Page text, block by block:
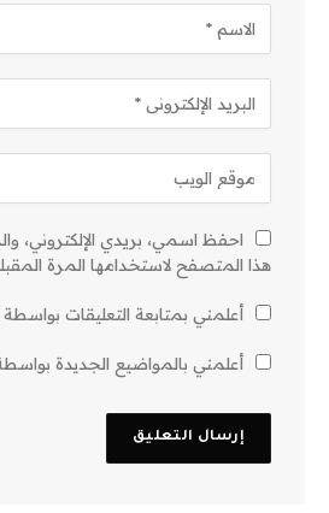
احفظ اسمي، بريدي الإلكتروني،
هذا المتصفح لاستخدامها المرة
أعلمني بمتابعة التعليقات بواسطة
أعلمني بالمواضيع الجديدة بواسطة